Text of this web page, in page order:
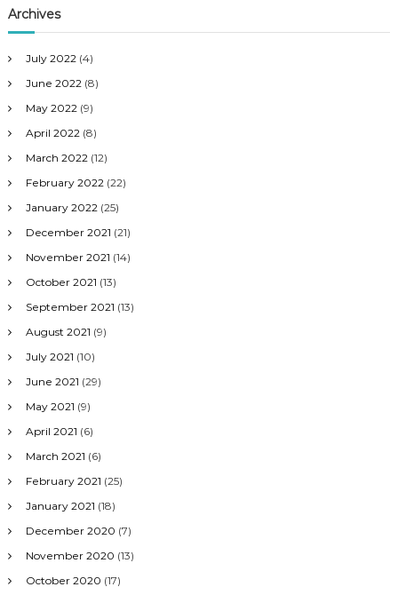
Archives
July 2022 (4)
June 2022 (8)
May 2022 (9)
April 2022 (8)
March 2022 (12)
February 2022 (22)
January 2022 (25)
December 2021 (21)
November 2021 (14)
October 2021 (13)
September 2021 (13)
August 2021 (9)
July 2021 (10)
June 2021 (29)
May 2021 (9)
April 2021 (6)
March 2021 (6)
February 2021 (25)
January 2021 (18)
December 2020 (7)
November 2020 (13)
October 2020 (17)